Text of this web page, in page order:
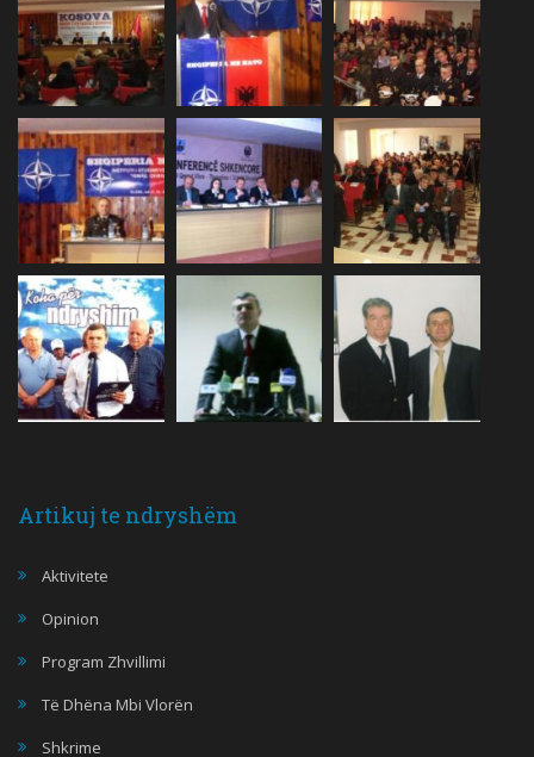
Artikuj te ndryshëm
Aktivitete
Opinion
Program Zhvillimi
Të Dhëna Mbi Vlorën
Shkrime